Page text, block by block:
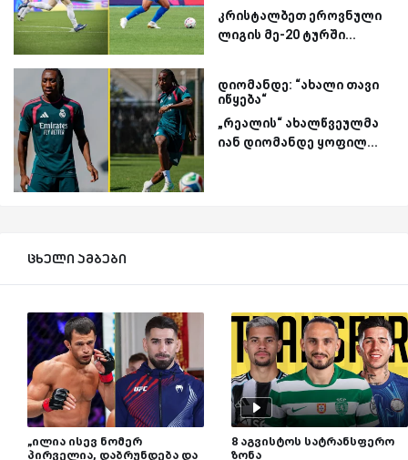
კრისტალბეთ ეროვნული
ლიგის მე-20 ტურში...
დიომანდე: “ახალი თავი
იწყება“
„რეალის“ ახალწვეულმა
იან დიომანდე ყოფილ...
ცხელი ამბები
„ილია ისევ ნომერ
პირველია, დაბრუნდება და
8 აგვისტოს სატრანსფერო
ზონა